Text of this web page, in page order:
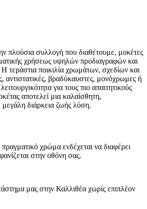
πλούσια συλλογή που διαθέτουμε, μοκέτες
χρήσεως υψηλών προδιαγραφών και
τεράστια ποικιλία χρωμάτων, σχεδίων και
αντιστατικές, βραδύκαυστες, μονόχρωμες ή
για τους πιο απαιτητικούς
αποτελεί μια καλαίσθητη,
διάρκεια ζωής λύση.
πραγματικό χρώμα ενδέχεται να διαφέρει
στην οθόνη σας.
μας στην Καλλιθέα χωρίς επιπλέον